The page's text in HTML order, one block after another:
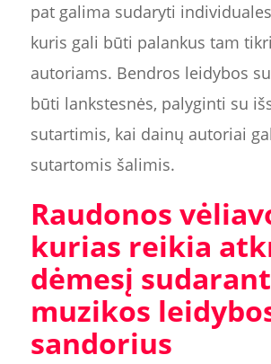
pat galima sudaryti
kuris gali būti palankus tam
autoriams. Bendros leidybos
būti lankstesnės, palyginti su
sutartimis, kai dainų autoriai
sutartomis šalimis.
Raudonos
kurias reikia
dėmesį sudarant
muzikos
sandorius